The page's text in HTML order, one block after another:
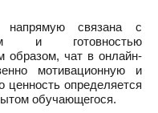
напрямую связана с
и готовностью
образом, чат в онлайн-
мотивационную и
определяется
обучающегося.